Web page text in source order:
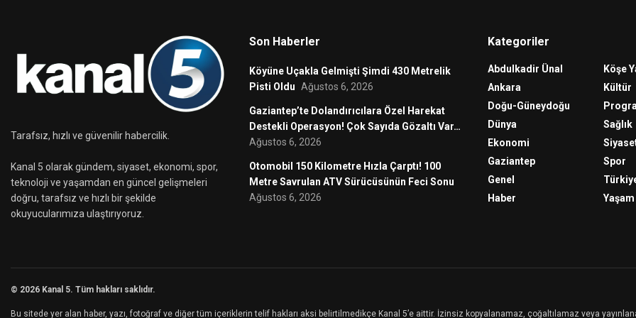
Tarafsız, hızlı ve güvenilir habercilik.
Kanal 5 olarak gündem, siyaset, ekonomi, spor,
teknoloji ve yaşamdan en güncel gelişmeleri
doğru, tarafsız ve hızlı bir şekilde
okuyucularımıza ulaştırıyoruz.
Son Haberler
Köyüne Uçakla Gelmişti Şimdi 430 Metrelik
Pisti Oldu Ağustos 6, 2026
Gaziantep’te Dolandırıcılara Özel Harekat
Destekli Operasyon! Çok Sayıda Gözaltı Var…
Ağustos 6, 2026
Otomobil 150 Kilometre Hızla Çarptı! 100
Metre Savrulan ATV Sürücüsünün Feci Sonu
Ağustos 6, 2026
Kategoriler
Abdulkadir Ünal
Ankara
Doğu-Güneydoğu
Dünya
Ekonomi
Gaziantep
Genel
Haber
Köşe
Kültür
Sağlık
Spor
Yaşam
© 2026 Kanal 5. Tüm hakları saklıdır.
Bu sitede yer alan haber, yazı, fotoğraf ve diğer tüm içeriklerin telif hakları aksi belirtilmedikçe Kanal 5’e aittir. İzinsiz kopyalanamaz, çoğaltılamaz veya